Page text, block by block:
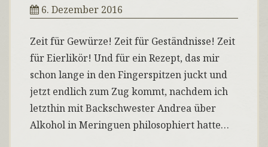
6. Dezember 2016
Zeit für Gewürze! Zeit für Geständnisse! Zeit
für Eierlikör! Und für ein Rezept, das mir
schon lange in den Fingerspitzen juckt und
jetzt endlich zum Zug kommt, nachdem ich
letzthin mit Backschwester Andrea über
Alkohol in Meringuen philosophiert hatte…